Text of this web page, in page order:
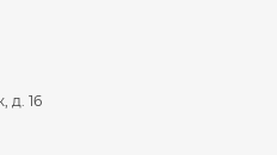
д. 16